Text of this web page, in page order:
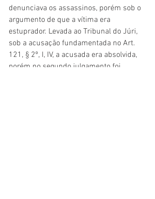
denunciava os assassinos, porém sob o
argumento de que a vítima era
estuprador. Levada ao Tribunal do Júri,
sob a acusação fundamentada no Art.
121, § 2º, I, IV, a acusada era absolvida,
porém no segundo julgamento foi